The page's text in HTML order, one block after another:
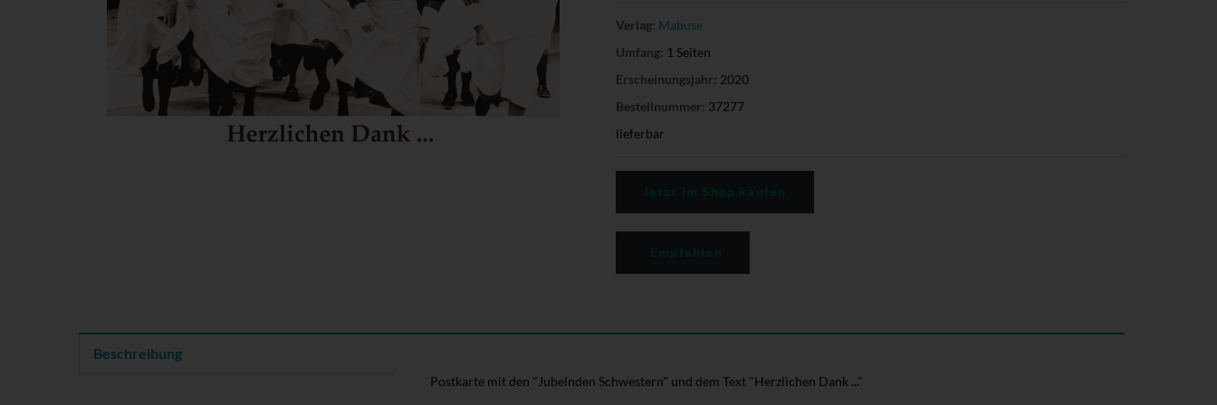
Verlag: Mabuse
Umfang: 1 Seiten
Erscheinungsjahr: 2020
Bestellnummer: 37277
lieferbar
Beschreibung
Postkarte mit den "Jubelnden Schwestern" und dem Text "Herzlichen Dank ..."